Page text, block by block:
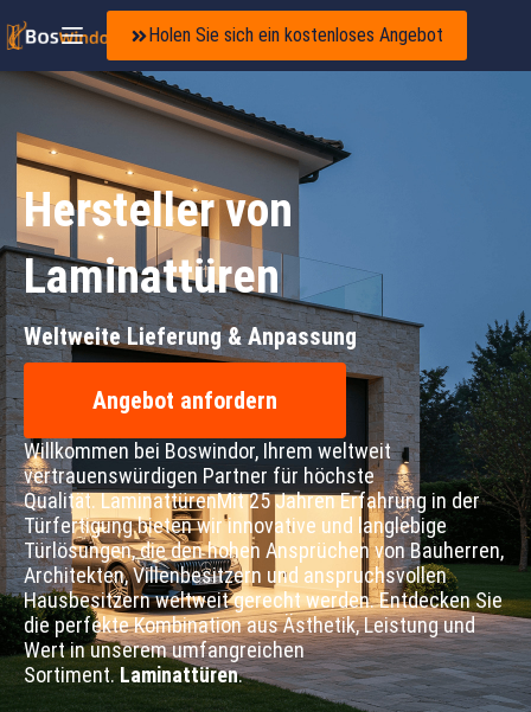
Holen Sie sich ein kostenloses Angebot
Hersteller von
Laminattüren
Weltweite Lieferung & Anpassung
Angebot anfordern
Willkommen bei Boswindor, Ihrem weltweit
vertrauenswürdigen Partner für höchste
Qualität.LaminattürenMit 25 Jahren Erfahrung in der
Türfertigung bieten wir innovative und langlebige
Türlösungen, die den hohen Ansprüchen von Bauherren,
Architekten, Villenbesitzern und anspruchsvollen
Hausbesitzern weltweit gerecht werden. Entdecken Sie
die perfekte Kombination aus Ästhetik, Leistung und
Wert in unserem umfangreichen
Sortiment.Laminattüren.